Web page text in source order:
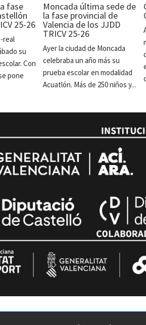
fase
25-26
real
su
Con
pone
Moncada última sede de
la fase provincial de
Valencia de los JJDD
TRICV 25-26
Ayer la ciudad de Moncada
celebraba un año más su
prueba escolar en modalidad
Acuatlón. Más de 250 niños y...